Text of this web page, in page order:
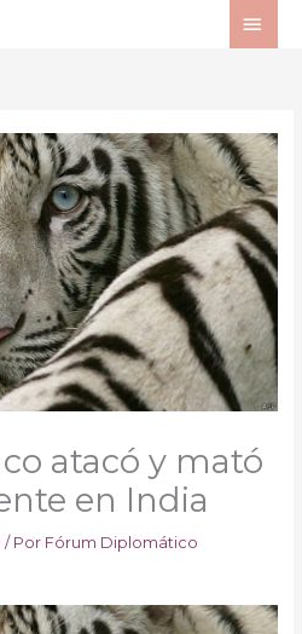
atacó y mató
en India
/ Por Fórum Diplomático